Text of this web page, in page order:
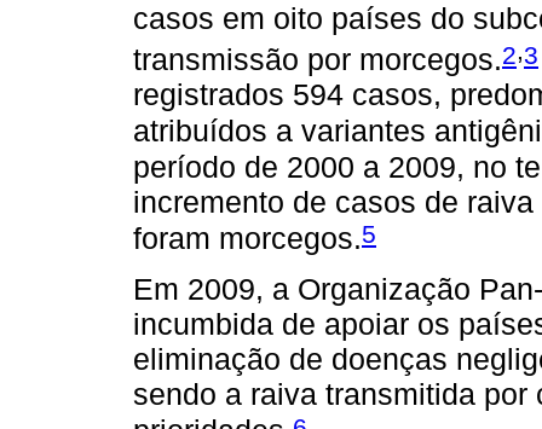
casos em oito países do
transmissão por morcegos.2,3
registrados 594 casos,
atribuídos a variantes
período de 2000 a 2009, no
incremento de casos de
foram morcegos.5
Em 2009, a Organização
incumbida de apoiar os
eliminação de doenças
sendo a raiva transmitida